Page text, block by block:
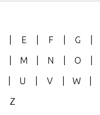
E F G
M N O
U V W
Z